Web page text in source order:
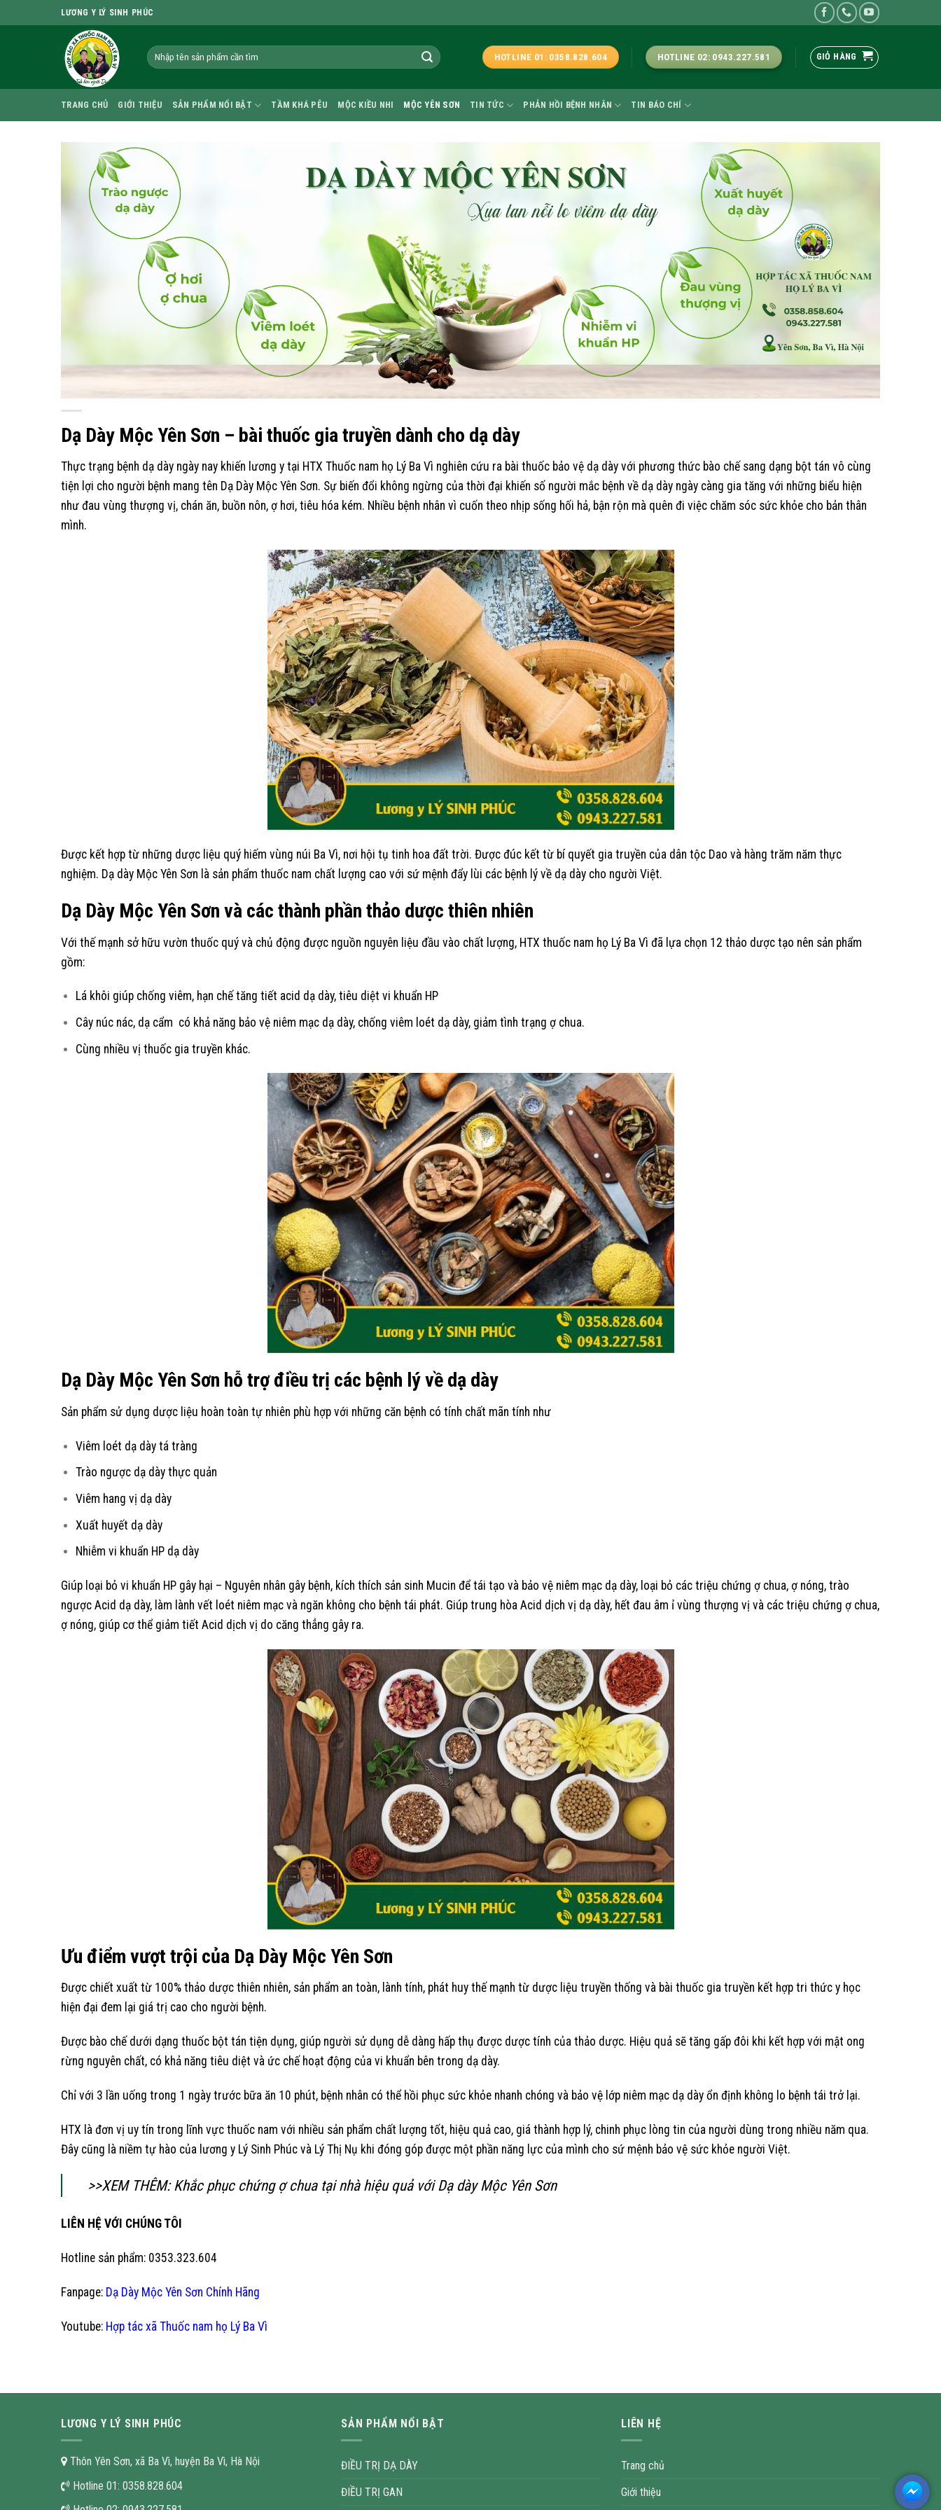
to
LƯƠNG Y LÝ SINH PHÚC
HOTLINE 01: 0358.828.604 HOTLINE 02: 0943.227.581 GIỎ HÀNG
TRANG CHỦ GIỚI THIỆU SẢN PHẨM NỔI BẬT TẦM KHÁ PÊU MỘC KIỀU NHI MỘC YÊN SƠN TIN TỨC PHẢN HỒI BỆNH NHÂN TIN BÁO CHÍ
Dạ Dày Mộc Yên Sơn – bài thuốc gia truyền dành cho dạ dày
Thực trạng bệnh dạ dày ngày nay khiến lương y tại HTX Thuốc nam họ Lý Ba Vì nghiên cứu ra bài thuốc bảo vệ dạ dày với phương thức bào chế sang dạng bột tán vô cùng
tiện lợi cho người bệnh mang tên Dạ Dày Mộc Yên Sơn. Sự biến đổi không ngừng của thời đại khiến số người mắc bệnh về dạ dày ngày càng gia tăng với những biểu hiện
như đau vùng thượng vị, chán ăn, buồn nôn, ợ hơi, tiêu hóa kém. Nhiều bệnh nhân vì cuốn theo nhịp sống hối hả, bận rộn mà quên đi việc chăm sóc sức khỏe cho bản thân
mình.
Được kết hợp từ những dược liệu quý hiếm vùng núi Ba Vì, nơi hội tụ tinh hoa đất trời. Được đúc kết từ bí quyết gia truyền của dân tộc Dao và hàng trăm năm thực
nghiệm. Dạ dày Mộc Yên Sơn là sản phẩm thuốc nam chất lượng cao với sứ mệnh đẩy lùi các bệnh lý về dạ dày cho người Việt.
Dạ Dày Mộc Yên Sơn và các thành phần thảo dược thiên nhiên
Với thế mạnh sở hữu vườn thuốc quý và chủ động được nguồn nguyên liệu đầu vào chất lượng, HTX thuốc nam họ Lý Ba Vì đã lựa chọn 12 thảo dược tạo nên sản phẩm
gồm:
Lá khôi giúp chống viêm, hạn chế tăng tiết acid dạ dày, tiêu diệt vi khuẩn HP
Cây núc nác, dạ cẩm có khả năng bảo vệ niêm mạc dạ dày, chống viêm loét dạ dày, giảm tình trạng ợ chua.
Cùng nhiều vị thuốc gia truyền khác.
Dạ Dày Mộc Yên Sơn hỗ trợ điều trị các bệnh lý về dạ dày
Sản phẩm sử dụng dược liệu hoàn toàn tự nhiên phù hợp với những căn bệnh có tính chất mãn tính như
Viêm loét dạ dày tá tràng
Trào ngược dạ dày thực quản
Viêm hang vị dạ dày
Xuất huyết dạ dày
Nhiễm vi khuẩn HP dạ dày
Giúp loại bỏ vi khuẩn HP gây hại – Nguyên nhân gây bệnh, kích thích sản sinh Mucin để tái tạo và bảo vệ niêm mạc dạ dày, loại bỏ các triệu chứng ợ chua, ợ nóng, trào
ngược Acid dạ dày, làm lành vết loét niêm mạc và ngăn không cho bệnh tái phát. Giúp trung hòa Acid dịch vị dạ dày, hết đau âm ỉ vùng thượng vị và các triệu chứng ợ chua,
ợ nóng, giúp cơ thể giảm tiết Acid dịch vị do căng thẳng gây ra.
Ưu điểm vượt trội của Dạ Dày Mộc Yên Sơn
Được chiết xuất từ 100% thảo dược thiên nhiên, sản phẩm an toàn, lành tính, phát huy thế mạnh từ dược liệu truyền thống và bài thuốc gia truyền kết hợp tri thức y học
hiện đại đem lại giá trị cao cho người bệnh.
Được bào chế dưới dạng thuốc bột tán tiện dụng, giúp người sử dụng dễ dàng hấp thụ được dược tính của thảo dược. Hiệu quả sẽ tăng gấp đôi khi kết hợp với mật ong
rừng nguyên chất, có khả năng tiêu diệt và ức chế hoạt động của vi khuẩn bên trong dạ dày.
Chỉ với 3 lần uống trong 1 ngày trước bữa ăn 10 phút, bệnh nhân có thể hồi phục sức khỏe nhanh chóng và bảo vệ lớp niêm mạc dạ dày ổn định không lo bệnh tái trở lại.
HTX là đơn vị uy tín trong lĩnh vực thuốc nam với nhiều sản phẩm chất lượng tốt, hiệu quả cao, giá thành hợp lý, chinh phục lòng tin của người dùng trong nhiều năm qua.
Đây cũng là niềm tự hào của lương y Lý Sinh Phúc và Lý Thị Nụ khi đóng góp được một phần năng lực của mình cho sứ mệnh bảo vệ sức khỏe người Việt.
>>XEM THÊM: Khắc phục chứng ợ chua tại nhà hiệu quả với Dạ dày Mộc Yên Sơn
LIÊN HỆ VỚI CHÚNG TÔI
Hotline sản phẩm: 0353.323.604
Fanpage: Dạ Dày Mộc Yên Sơn Chính Hãng
Youtube: Hợp tác xã Thuốc nam họ Lý Ba Vì
LƯƠNG Y LÝ SINH PHÚC
Thôn Yên Sơn, xã Ba Vì, huyện Ba Vì, Hà Nội
Hotline 01: 0358.828.604
SẢN PHẨM NỔI BẬT
ĐIỀU TRỊ DẠ DÀY
ĐIỀU TRỊ GAN
LIÊN HỆ
Trang chủ
Giới thiệu